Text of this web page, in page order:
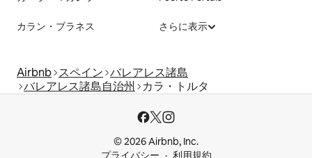
カラン・ブラネス さらに表示
Airbnb スペイン バレアレス諸島
バレアレス諸島自治州
カラ・トルタ
© 2026 Airbnb, Inc.
プライバシー
利用規約